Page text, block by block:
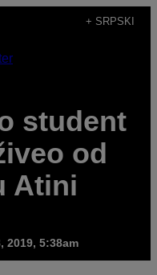
+ SRPSKI
student
od
Atini
2019, 5:38am